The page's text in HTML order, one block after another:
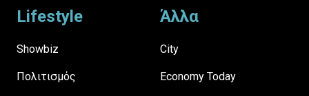
Lifestyle
Showbiz
Πολιτισμός
Άλλα
City
Economy Today